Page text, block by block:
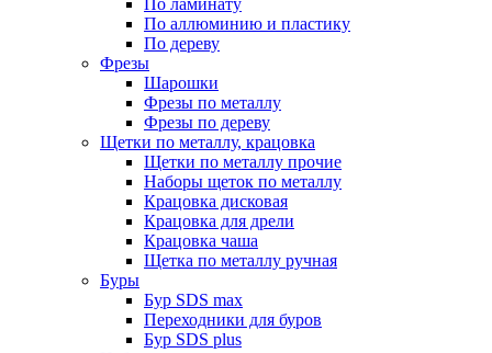
По ламинату
По аллюминию и пластику
По дереву
Фрезы
Шарошки
Фрезы по металлу
Фрезы по дереву
Щетки по металлу, крацовка
Щетки по металлу прочие
Наборы щеток по металлу
Крацовка дисковая
Крацовка для дрели
Крацовка чаша
Щетка по металлу ручная
Буры
Бур SDS max
Переходники для буров
Бур SDS plus